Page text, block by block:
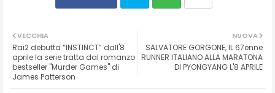
ats
NUOVA
SALVATORE GORGONE, IL 67enne
RUNNER ITALIANO ALLA MARATONA
DI PYONGYANG L'8 APRILE
VECCHIA
Rai2 debutta “INSTINCT” dall'8
aprile la serie tratta dal romanzo
bestseller "Murder Games" di
James Patterson